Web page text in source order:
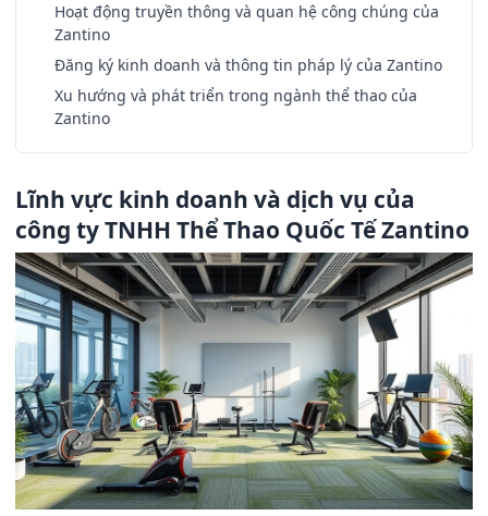
Hoạt động truyền thông và quan hệ công chúng của
Zantino
Đăng ký kinh doanh và thông tin pháp lý của Zantino
Xu hướng và phát triển trong ngành thể thao của
Zantino
Lĩnh vực kinh doanh và dịch vụ của
công ty TNHH Thể Thao Quốc Tế Zantino